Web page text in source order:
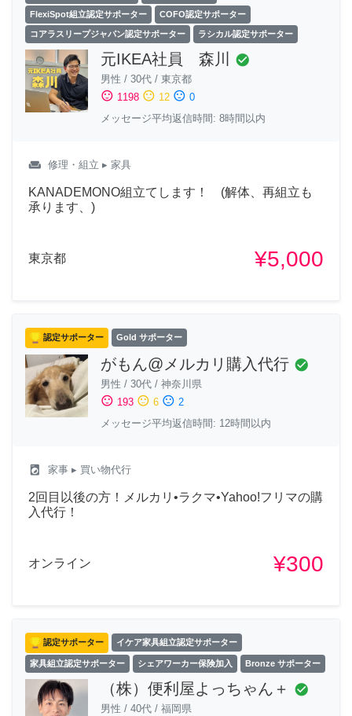
FlexiSpot組立認定サポーター COFO認定サポーター
コアラスリープジャパン認定サポーター ラシカル認定サポーター
元IKEA社員 森川 check_circle
男性 / 30代 / 東京都
sentiment_satisfied 1198 sentiment_neutral 12 sentiment_dissatisfied 0
メッセージ平均返信時間: 8時間以内
weekend 修理・組立 ▸ 家具
KANADEMONO組立てします！ (解体、再組立も
承ります、)
東京都 ¥5,000
認定サポーター Gold サポーター
がもん@メルカリ購入代行 check_circle
男性 / 30代 / 神奈川県
sentiment_satisfied 193 sentiment_neutral 6 sentiment_dissatisfied 2
メッセージ平均返信時間: 12時間以内
local_laundry_service 家事 ▸ 買い物代行
2回目以後の方！メルカリ•ラクマ•Yahoo!フリマの購
入代行！
オンライン ¥300
認定サポーター イケア家具組立認定サポーター
家具組立認定サポーター シェアワーカー保険加入 Bronze サポーター
（株）便利屋よっちゃん＋ check_circle
男性 / 40代 / 福岡県